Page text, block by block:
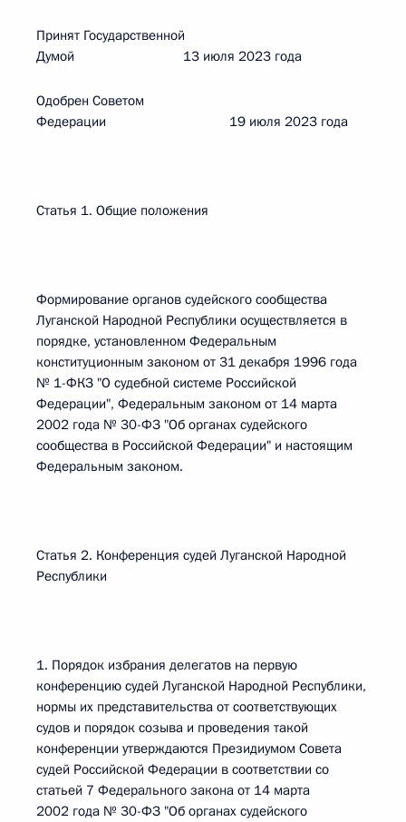
Принят Государственной
Думой 13 июля 2023 года
Одобрен Советом
Федерации 19 июля 2023 года
Статья 1. Общие положения
Формирование органов судейского сообщества
Луганской Народной Республики осуществляется в
порядке, установленном Федеральным
конституционным законом от 31 декабря 1996 года
№ 1-ФКЗ "О судебной системе Российской
Федерации", Федеральным законом от 14 марта
2002 года № 30-ФЗ "Об органах судейского
сообщества в Российской Федерации" и настоящим
Федеральным законом.
Статья 2. Конференция судей Луганской Народной
Республики
1. Порядок избрания делегатов на первую
конференцию судей Луганской Народной Республики,
нормы их представительства от соответствующих
судов и порядок созыва и проведения такой
конференции утверждаются Президиумом Совета
судей Российской Федерации в соответствии со
статьей 7 Федерального закона от 14 марта
2002 года № 30-ФЗ "Об органах судейского